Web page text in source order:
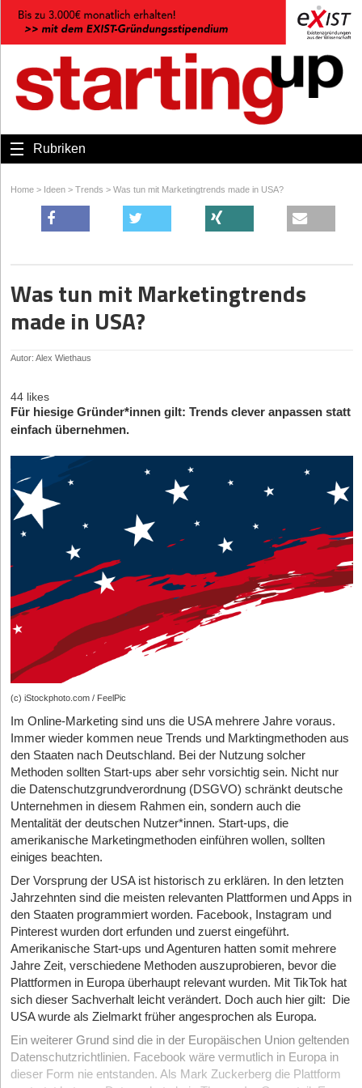
Rubriken
Home > Ideen > Trends > Was tun mit Marketingtrends made in USA?
Was tun mit Marketingtrends
made in USA?
Autor: Alex Wiethaus
44 likes
Für hiesige Gründer*innen gilt: Trends clever anpassen statt
einfach übernehmen.
(c) iStockphoto.com / FeelPic
Im Online-Marketing sind uns die USA mehrere Jahre voraus.
Immer wieder kommen neue Trends und Marktingmethoden aus
den Staaten nach Deutschland. Bei der Nutzung solcher
Methoden sollten Start-ups aber sehr vorsichtig sein. Nicht nur
die Datenschutzgrundverordnung (DSGVO) schränkt deutsche
Unternehmen in diesem Rahmen ein, sondern auch die
Mentalität der deutschen Nutzer*innen. Start-ups, die
amerikanische Marketingmethoden einführen wollen, sollten
einiges beachten.
Der Vorsprung der USA ist historisch zu erklären. In den letzten
Jahrzehnten sind die meisten relevanten Plattformen und Apps in
den Staaten programmiert worden. Facebook, Instagram und
Pinterest wurden dort erfunden und zuerst eingeführt.
Amerikanische Start-ups und Agenturen hatten somit mehrere
Jahre Zeit, verschiedene Methoden auszuprobieren, bevor die
Plattformen in Europa überhaupt relevant wurden. Mit TikTok hat
sich dieser Sachverhalt leicht verändert. Doch auch hier gilt: Die
USA wurde als Zielmarkt früher angesprochen als Europa.
Ein weiterer Grund sind die in der Europäischen Union geltenden
Datenschutzrichtlinien. Facebook wäre vermutlich in Europa in
dieser Form nie entstanden. Als Mark Zuckerberg die Plattform